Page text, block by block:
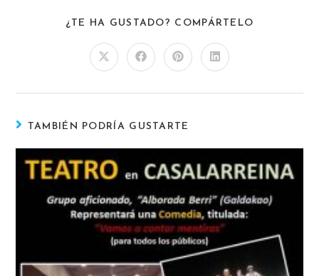
¿TE HA GUSTADO? COMPÁRTELO
TAMBIÉN PODRÍA GUSTARTE